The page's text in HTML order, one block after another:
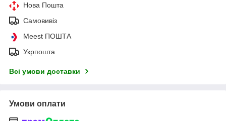
Нова Пошта
Самовивіз
Meest ПОШТА
Укрпошта
Всі умови доставки
Умови оплати